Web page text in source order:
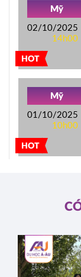
HOT
Mỹ
02/10/2025
14h00
HOT
Mỹ
01/10/2025
10h00